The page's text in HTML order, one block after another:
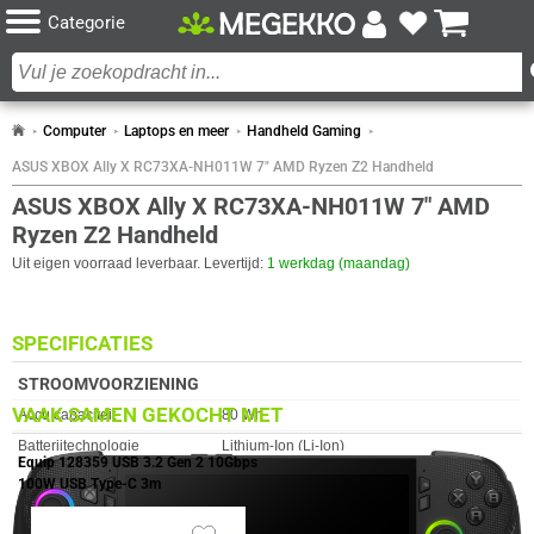
Categorie
Computer Laptops en meer Handheld Gaming
ASUS XBOX Ally X RC73XA-NH011W 7" AMD Ryzen Z2 Handheld
ASUS XBOX Ally X RC73XA-NH011W 7" AMD
Ryzen Z2 Handheld
Uit eigen voorraad leverbaar. Levertijd: 1 werkdag (maandag)
SPECIFICATIES
STROOMVOORZIENING
Eigenschap Waarde
Accu capaciteit
80 Wh
Batterijtechnologie
Lithium-Ion (Li-Ion)
Aantal cellen
AC-adapter, vermogen
65 W
VAAK SAMEN GEKOCHT MET
Equip 128359 USB 3.2 Gen 2 10Gbps
100W USB Type-C 3m